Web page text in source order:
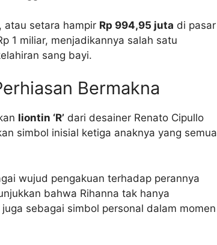
, atau setara hampir Rp 994,95 juta di pasar
1 miliar, menjadikannya salah satu
sang bayi.
Bermakna
liontin ‘R’ dari desainer Renato Cipullo
simbol inisial ketiga anaknya yang semua
wujud pengakuan terhadap perannya
bahwa Rihanna tak hanya
sebagai simbol personal dalam momen